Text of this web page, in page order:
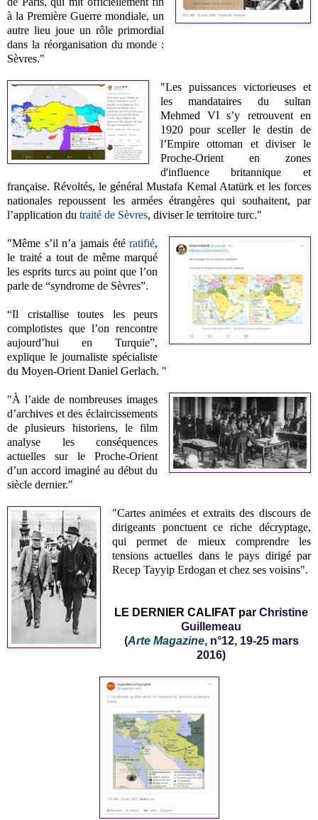
à la Première Guerre mondiale, un
autre lieu joue un rôle primordial
dans la réorganisation du monde :
Sèvres."
"Les puissances victorieuses et
les mandataires du sultan
Mehmed VI s’y retrouvent en
1920 pour sceller le destin de
l’Empire ottoman et diviser le
Proche-Orient en zones
d'influence britannique et
française. Révoltés, le général Mustafa Kemal Atatürk et les forces
nationales repoussent les armées étrangères qui souhaitent, par
l’application du traité de Sèvres, diviser le territoire turc."
"Même s’il n’a jamais étératifié,
le traité a tout de même marqué
les esprits turcs au point que l’on
parle de “syndrome de Sèvres”.
“Il cristallise toutes les peurs
complotistes que l’on rencontre
aujourd’hui en Turquie”,
explique le journaliste spécialiste
du Moyen-Orient Daniel Gerlach. "
"À l’aide de nombreuses images
d’archives et des éclaircissements
de plusieurs historiens, le film
analyse les conséquences
actuelles sur le Proche-Orient
d’un accord imaginé au début du
siècle dernier."
"Cartes animées et extraits des discours de
dirigeants ponctuent ce riche décryptage,
qui permet de mieux comprendre les
tensions actuelles dans le pays dirigé par
Recep Tayyip Erdogan et chez ses voisins".
LE DERNIER CALIFAT parChristine
Guillemeau
(Arte Magazine, n°12, 19-25 mars
2016)